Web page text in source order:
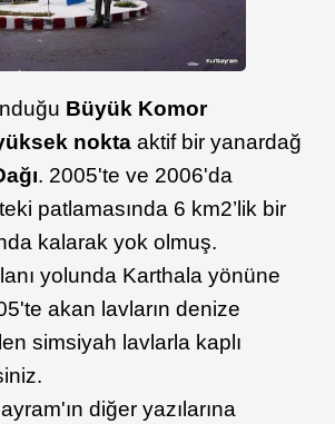
Büyük Komor
nokta aktif bir yanardağ
. 2005'te ve 2006'da
patlamasında 6 km2’lik bir
kalarak yok olmuş.
yolunda Karthala yönüne
akan lavların denize
simsiyah lavlarla kaplı
diğer yazılarına